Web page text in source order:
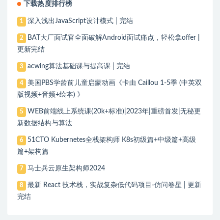
下载热度排行榜
1 深入浅出JavaScript设计模式 | 完结
2
BAT大厂面试官全面破解Android面试痛点，轻松拿offer |
更新完结
3 acwing算法基础课与提高课 | 完结
4
美国PBS学龄前儿童启蒙动画《卡由 Caillou 1-5季 (中英双
版视频+音频+绘本) 》
5
WEB前端线上系统课(20k+标准)|2023年|重磅首发|无秘更
新数据结构与算法
6
51CTO Kubernetes全栈架构师 K8s初级篇+中级篇+高级
篇+架构篇
7 马士兵云原生架构师2024
8
最新 React 技术栈，实战复杂低代码项目-仿问卷星 | 更新
完结